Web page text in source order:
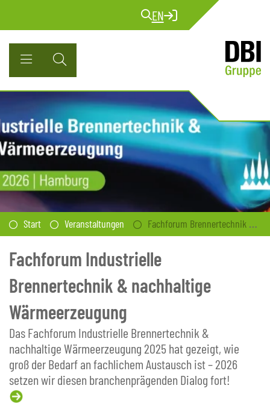
EN
Start Veranstaltungen Fachforum Brennertechnik & Wärmeerzeugung
Fachforum Industrielle
Brennertechnik & nachhaltige
Wärmeerzeugung
Das Fachforum Industrielle Brennertechnik &
nachhaltige Wärmeerzeugung 2025 hat gezeigt, wie
groß der Bedarf an fachlichem Austausch ist – 2026
setzen wir diesen branchenprägenden Dialog fort!